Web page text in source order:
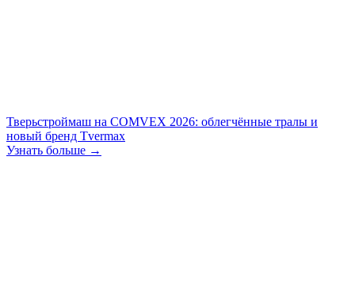
Тверьстроймаш на COMVEX 2026: облегчённые тралы и
новый бренд Tvermax
Узнать больше →